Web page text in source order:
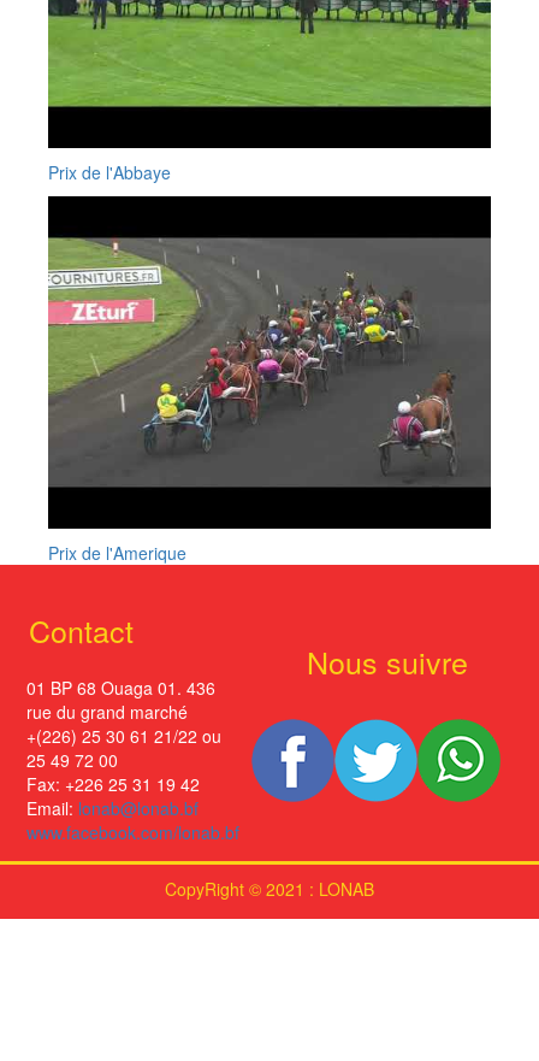
Prix de l'Abbaye
Prix de l'Amerique
Contact
01 BP 68 Ouaga 01. 436
rue du grand marché
+(226) 25 30 61 21/22 ou
25 49 72 00
Fax: +226 25 31 19 42
Email: lonab@lonab.bf
www.facebook.com/lonab.bf
Nous suivre
CopyRight © 2021 : LONAB